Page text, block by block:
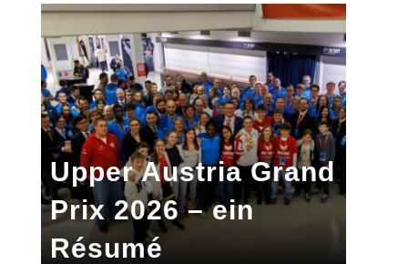
Upper Austria Grand
Prix 2026 – ein
Résumé